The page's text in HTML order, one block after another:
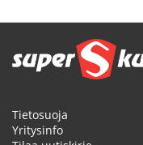
Tietosuoja
Yritysinfo